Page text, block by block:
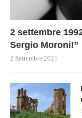
2 settembre
Sergio Moroni!”
2 Settembre 2021